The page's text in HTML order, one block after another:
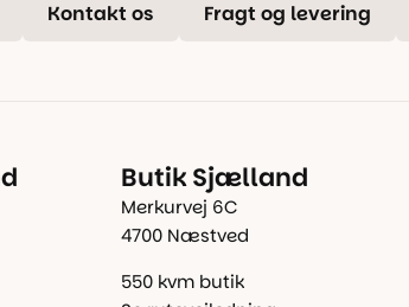
Kontakt os Fragt og levering
Butik Sjælland
Merkurvej 6C
4700 Næstved
550 kvm butik